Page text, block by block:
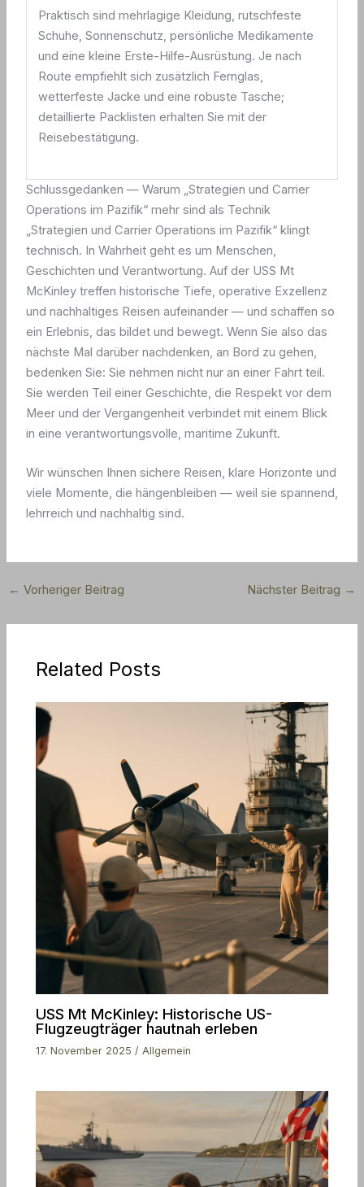
Praktisch sind mehrlagige Kleidung, rutschfeste
Schuhe, Sonnenschutz, persönliche Medikamente
und eine kleine Erste-Hilfe-Ausrüstung. Je nach
Route empfiehlt sich zusätzlich Fernglas,
wetterfeste Jacke und eine robuste Tasche;
detaillierte Packlisten erhalten Sie mit der
Reisebestätigung.
Schlussgedanken — Warum „Strategien und Carrier
Operations im Pazifik“ mehr sind als Technik
„Strategien und Carrier Operations im Pazifik“ klingt
technisch. In Wahrheit geht es um Menschen,
Geschichten und Verantwortung. Auf der USS Mt
McKinley treffen historische Tiefe, operative Exzellenz
und nachhaltiges Reisen aufeinander — und schaffen so
ein Erlebnis, das bildet und bewegt. Wenn Sie also das
nächste Mal darüber nachdenken, an Bord zu gehen,
bedenken Sie: Sie nehmen nicht nur an einer Fahrt teil.
Sie werden Teil einer Geschichte, die Respekt vor dem
Meer und der Vergangenheit verbindet mit einem Blick
in eine verantwortungsvolle, maritime Zukunft.
Wir wünschen Ihnen sichere Reisen, klare Horizonte und
viele Momente, die hängenbleiben — weil sie spannend,
lehrreich und nachhaltig sind.
← Vorheriger Beitrag Nächster Beitrag →
Related Posts
USS Mt McKinley: Historische US-
Flugzeugträger hautnah erleben
17. November 2025 / Allgemein